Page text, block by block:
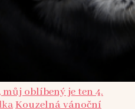
oblíbený je ten 4.
Kouzelná vánoční